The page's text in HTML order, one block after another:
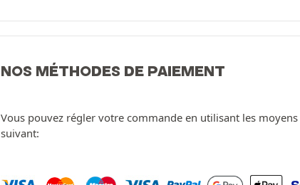
NOS MÉTHODES DE PAIEMENT
Vous pouvez régler votre commande en utilisant les
suivant: